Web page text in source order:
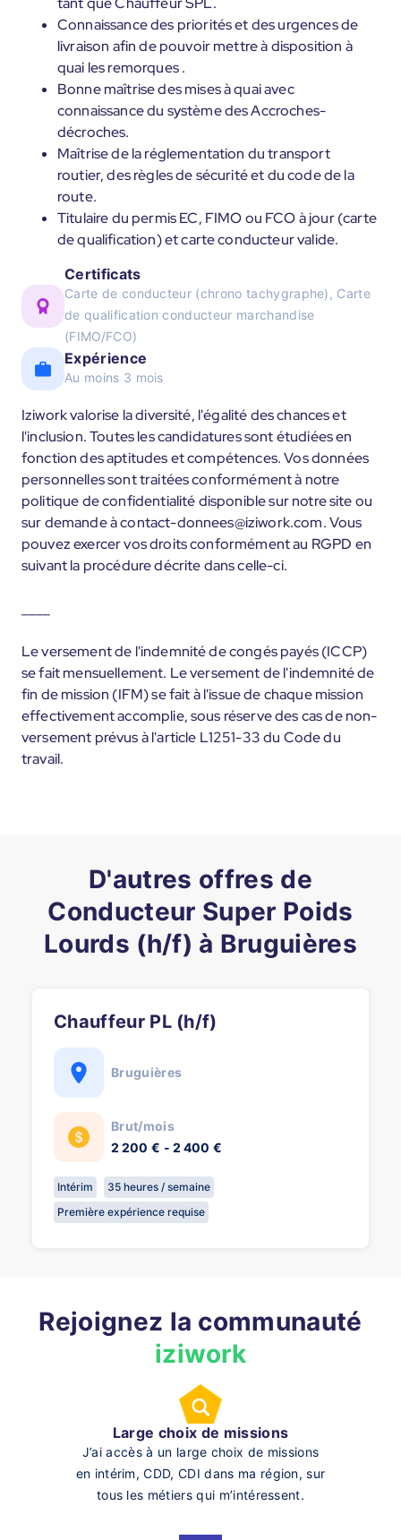
Connaissance des priorités et des urgences de
livraison afin de pouvoir mettre à disposition à
quai les remorques .
Bonne maîtrise des mises à quai avec
connaissance du système des Accroches-
décroches.
Maîtrise de la réglementation du transport
routier, des règles de sécurité et du code de la
route.
Titulaire du permis EC, FIMO ou FCO à jour (carte
de qualification) et carte conducteur valide.
Certificats
Carte de conducteur (chrono tachygraphe), Carte
de qualification conducteur marchandise
(FIMO/FCO)
Expérience
Au moins 3 mois
Iziwork valorise la diversité, l'égalité des chances et
l'inclusion. Toutes les candidatures sont étudiées en
fonction des aptitudes et compétences. Vos données
personnelles sont traitées conformément à notre
politique de confidentialité disponible sur notre site ou
sur demande à contact-donnees@iziwork.com. Vous
pouvez exercer vos droits conformément au RGPD en
suivant la procédure décrite dans celle-ci.
Le versement de l'indemnité de congés payés (ICCP)
se fait mensuellement. Le versement de l'indemnité de
fin de mission (IFM) se fait à l'issue de chaque mission
effectivement accomplie, sous réserve des cas de non-
versement prévus à l'article L1251-33 du Code du
travail.
D'autres offres de
Conducteur Super Poids
Lourds (h/f) à Bruguières
Chauffeur PL (h/f)
Bruguières
Brut/mois
2 200 € - 2 400 €
Intérim
35 heures / semaine
Première expérience requise
Rejoignez la communauté
iziwork
Large choix de missions
J’ai accès à un large choix de missions
en intérim, CDD, CDI dans ma région, sur
tous les métiers qui m’intéressent.